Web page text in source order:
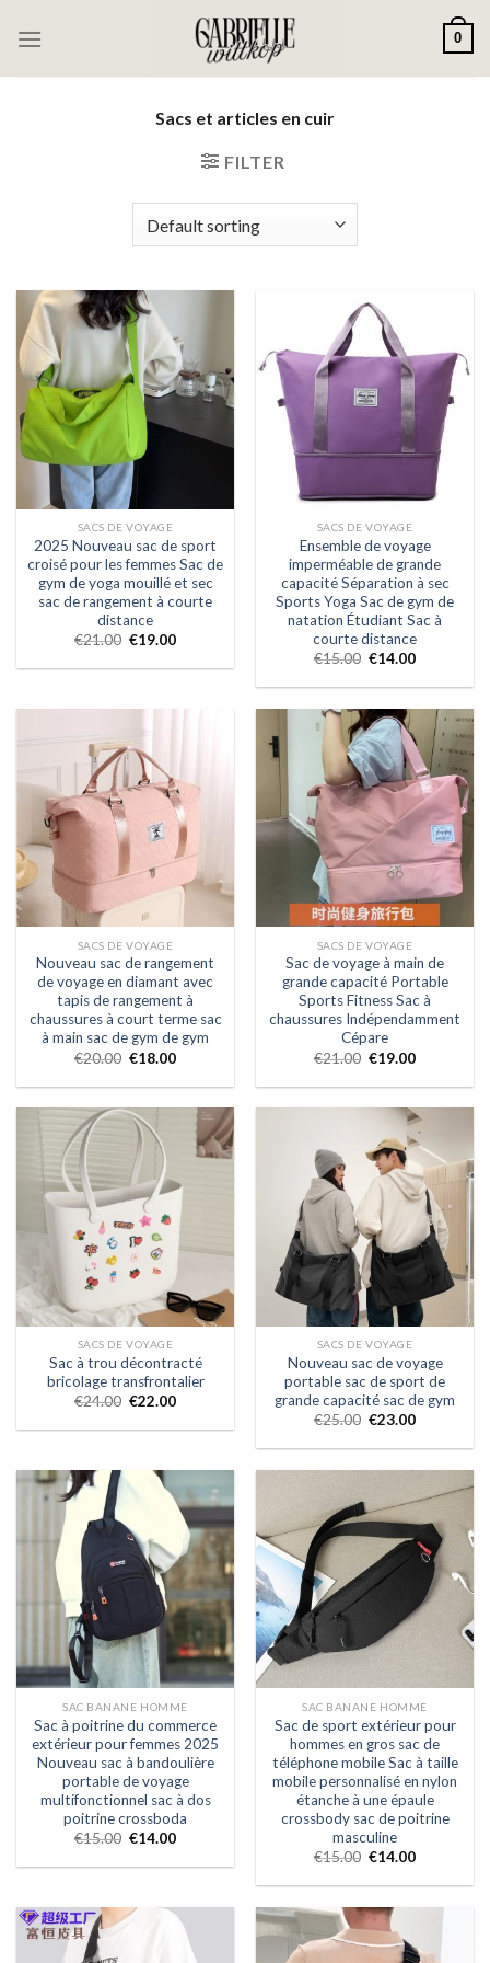
0
Sacs et articles en cuir
FILTER
SACS DE VOYAGE
2025 Nouveau sac de sport
croisé pour les femmes Sac de
gym de yoga mouillé et sec
sac de rangement à courte
distance
€21.00 €19.00
SACS DE VOYAGE
Ensemble de voyage
imperméable de grande
capacité Séparation à sec
Sports Yoga Sac de gym de
natation Étudiant Sac à
courte distance
€15.00 €14.00
SACS DE VOYAGE
Nouveau sac de rangement
de voyage en diamant avec
tapis de rangement à
chaussures à court terme sac
à main sac de gym de gym
€20.00 €18.00
SACS DE VOYAGE
Sac de voyage à main de
grande capacité Portable
Sports Fitness Sac à
chaussures Indépendamment
Cépare
€21.00 €19.00
SACS DE VOYAGE
Sac à trou décontracté
bricolage transfrontalier
€24.00 €22.00
SACS DE VOYAGE
Nouveau sac de voyage
portable sac de sport de
grande capacité sac de gym
€25.00 €23.00
SAC BANANE HOMME
Sac à poitrine du commerce
extérieur pour femmes 2025
Nouveau sac à bandoulière
portable de voyage
multifonctionnel sac à dos
poitrine crossboda
€15.00 €14.00
SAC BANANE HOMME
Sac de sport extérieur pour
hommes en gros sac de
téléphone mobile Sac à taille
mobile personnalisé en nylon
étanche à une épaule
crossbody sac de poitrine
masculine
€15.00 €14.00